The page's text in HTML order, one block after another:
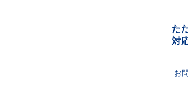
た
対
お